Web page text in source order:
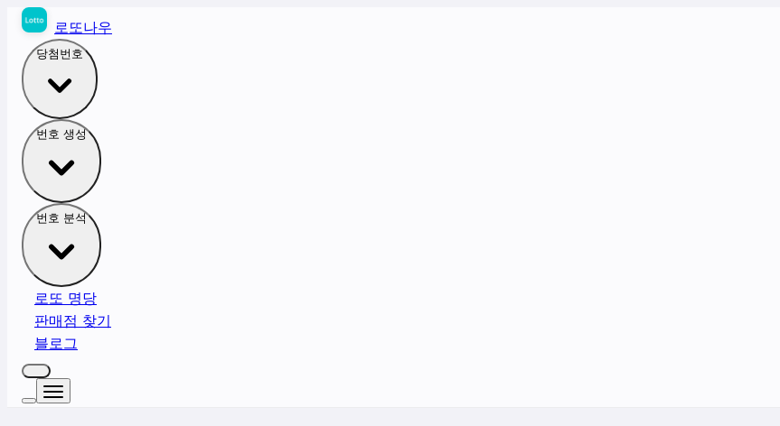
로또나우
당첨번호
번호 생성
번호 분석
로또 명당
판매점 찾기
블로그